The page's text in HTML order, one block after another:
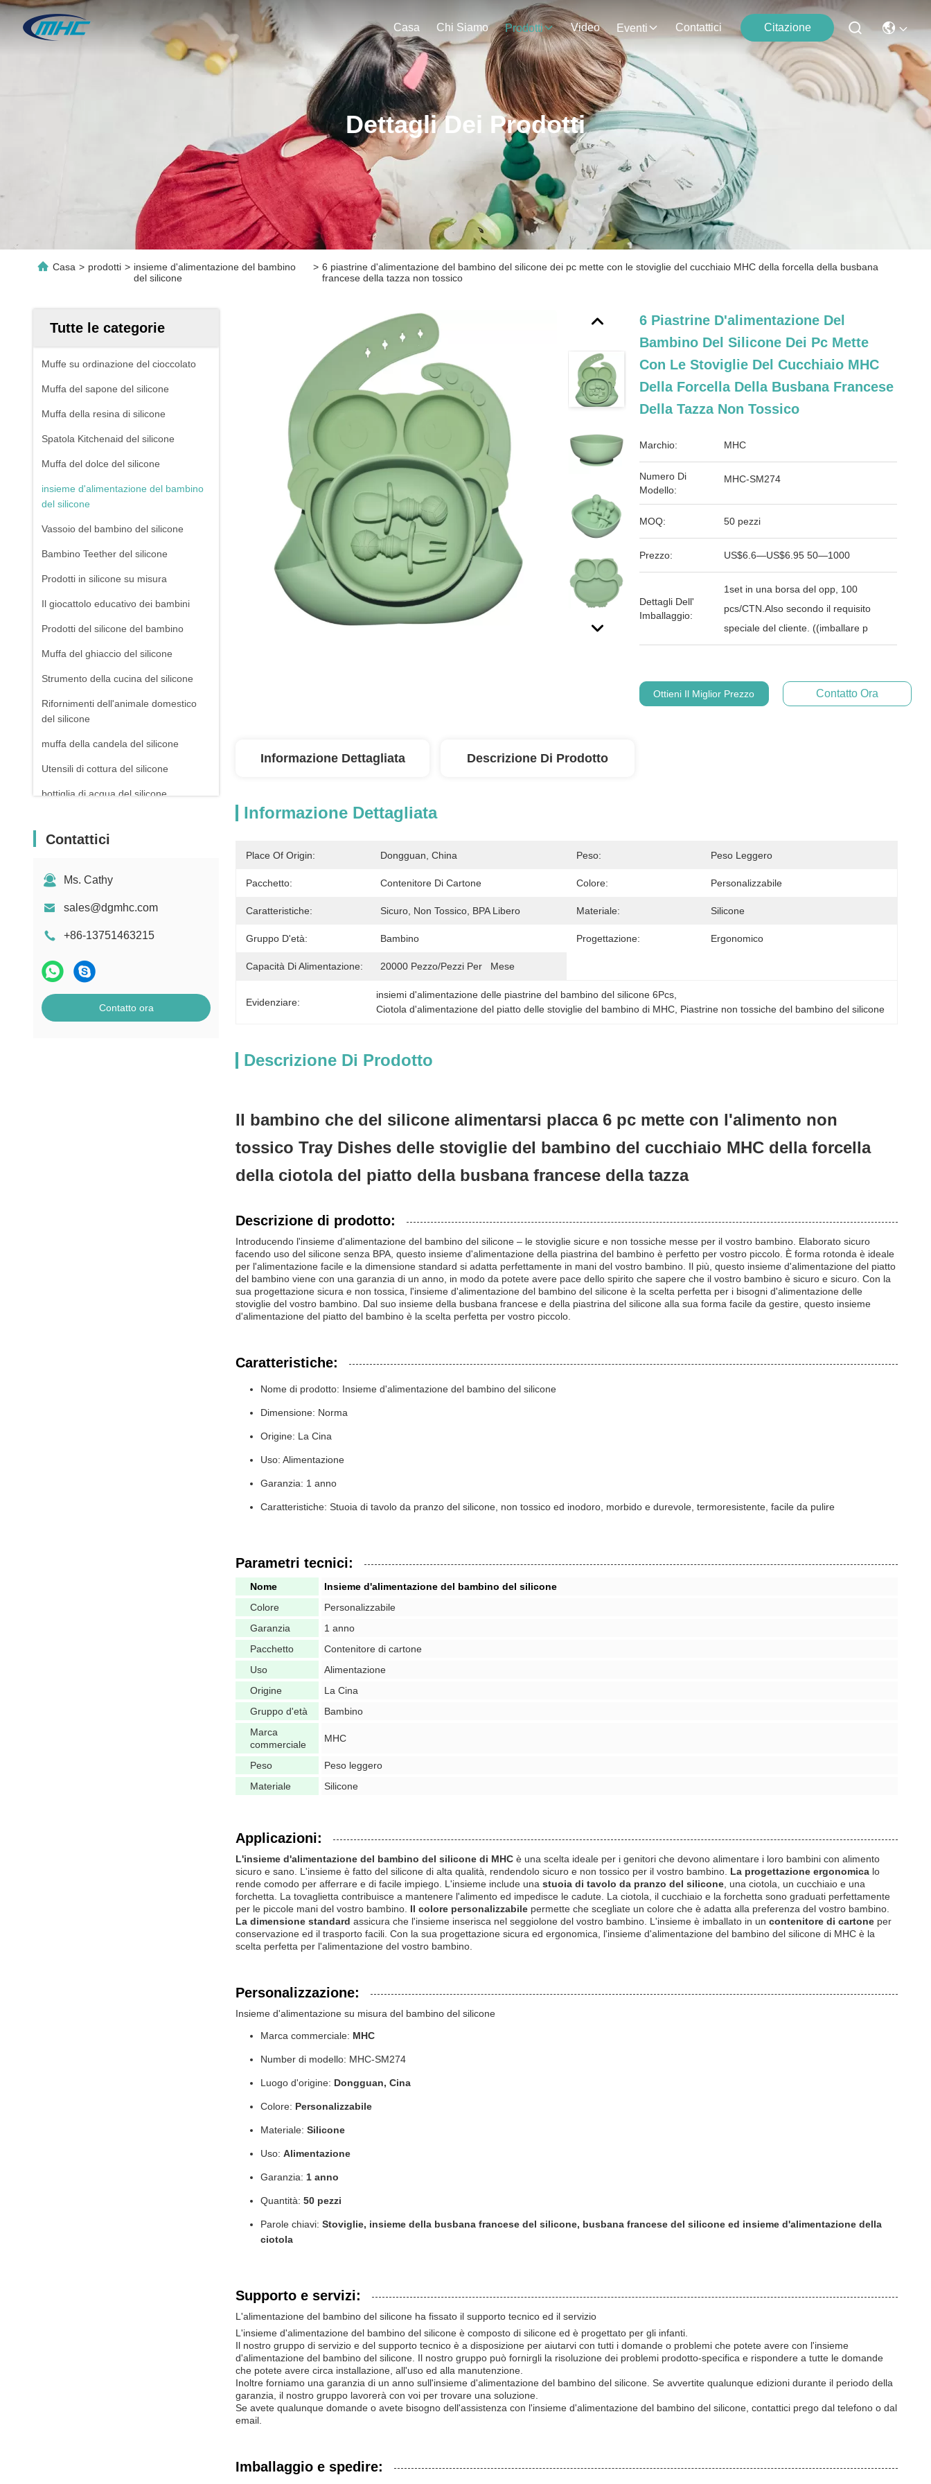
Casa Chi Siamo Prodotti Video Eventi Contattici Citazione
Dettagli Dei Prodotti
Casa > prodotti > insieme d'alimentazione del bambino
del silicone
> 6 piastrine d'alimentazione del bambino del silicone dei pc mette con le stoviglie del cucchiaio MHC della forcella della busbana
francese della tazza non tossico
Tutte le categorie
Muffe su ordinazione del cioccolato
Muffa del sapone del silicone
Muffa della resina di silicone
Spatola Kitchenaid del silicone
Muffa del dolce del silicone
insieme d'alimentazione del bambino
del silicone
Vassoio del bambino del silicone
Bambino Teether del silicone
Prodotti in silicone su misura
Il giocattolo educativo dei bambini
Prodotti del silicone del bambino
Muffa del ghiaccio del silicone
Strumento della cucina del silicone
Rifornimenti dell'animale domestico
del silicone
muffa della candela del silicone
Utensili di cottura del silicone
bottiglia di acqua del silicone
Contattici
Ms. Cathy
sales@dgmhc.com
+86-13751463215
Contatto ora
6 Piastrine D'alimentazione Del
Bambino Del Silicone Dei Pc Mette
Con Le Stoviglie Del Cucchiaio MHC
Della Forcella Della Busbana Francese
Della Tazza Non Tossico
Marchio: MHC
Numero Di
Modello:
MHC-SM274
MOQ: 50 pezzi
Prezzo: US$6.6—US$6.95 50—1000
Dettagli Dell'
Imballaggio:
1set in una borsa del opp, 100
pcs/CTN.Also secondo il requisito
speciale del cliente. ((imballare p
Ottieni Il Miglior Prezzo Contatto Ora
Informazione Dettagliata Descrizione Di Prodotto
Informazione Dettagliata
Place Of Origin: Dongguan, China Peso: Peso Leggero
Pacchetto: Contenitore Di Cartone Colore: Personalizzabile
Caratteristiche: Sicuro, Non Tossico, BPA Libero Materiale: Silicone
Gruppo D'età: Bambino Progettazione: Ergonomico
Capacità Di Alimentazione: 20000 Pezzo/pezzi Per   Mese
Evidenziare:
insiemi d'alimentazione delle piastrine del bambino del silicone 6Pcs
Ciotola d'alimentazione del piatto delle stoviglie del bambino di MHC Piastrine non tossiche del bambino del silicone
Descrizione Di Prodotto
Il bambino che del silicone alimentarsi placca 6 pc mette con l'alimento non
tossico Tray Dishes delle stoviglie del bambino del cucchiaio MHC della forcella
della ciotola del piatto della busbana francese della tazza
Descrizione di prodotto:
Introducendo l'insieme d'alimentazione del bambino del silicone – le stoviglie sicure e non tossiche messe per il vostro bambino. Elaborato sicuro
facendo uso del silicone senza BPA, questo insieme d'alimentazione della piastrina del bambino è perfetto per vostro piccolo. È forma rotonda è ideale
per l'alimentazione facile e la dimensione standard si adatta perfettamente in mani del vostro bambino. Il più, questo insieme d'alimentazione del piatto
del bambino viene con una garanzia di un anno, in modo da potete avere pace dello spirito che sapere che il vostro bambino è sicuro e sicuro. Con la
sua progettazione sicura e non tossica, l'insieme d'alimentazione del bambino del silicone è la scelta perfetta per i bisogni d'alimentazione delle
stoviglie del vostro bambino. Dal suo insieme della busbana francese e della piastrina del silicone alla sua forma facile da gestire, questo insieme
d'alimentazione del piatto del bambino è la scelta perfetta per vostro piccolo.
Caratteristiche:
Nome di prodotto: Insieme d'alimentazione del bambino del silicone
Dimensione: Norma
Origine: La Cina
Uso: Alimentazione
Garanzia: 1 anno
Caratteristiche: Stuoia di tavolo da pranzo del silicone, non tossico ed inodoro, morbido e durevole, termoresistente, facile da pulire
Parametri tecnici:
Nome
Insieme d'alimentazione del bambino del silicone
Colore
Personalizzabile
Garanzia
1 anno
Pacchetto
Contenitore di cartone
Uso
Alimentazione
Origine
La Cina
Gruppo d'età
Bambino
Marca
commerciale
MHC
Peso
Peso leggero
Materiale
Silicone
Applicazioni:
L'insieme d'alimentazione del bambino del silicone di MHC è una scelta ideale per i genitori che devono alimentare i loro bambini con alimento
sicuro e sano. L'insieme è fatto del silicone di alta qualità, rendendolo sicuro e non tossico per il vostro bambino. La progettazione ergonomica lo
rende comodo per afferrare e di facile impiego. L'insieme include una stuoia di tavolo da pranzo del silicone , una ciotola, un cucchiaio e una
forchetta. La tovaglietta contribuisce a mantenere l'alimento ed impedisce le cadute. La ciotola, il cucchiaio e la forchetta sono graduati perfettamente
per le piccole mani del vostro bambino. Il colore personalizzabile permette che scegliate un colore che è adatta alla preferenza del vostro bambino.
La dimensione standard assicura che l'insieme inserisca nel seggiolone del vostro bambino. L'insieme è imballato in un contenitore di cartone per
conservazione ed il trasporto facili. Con la sua progettazione sicura ed ergonomica, l'insieme d'alimentazione del bambino del silicone di MHC è la
scelta perfetta per l'alimentazione del vostro bambino.
Personalizzazione:
Insieme d'alimentazione su misura del bambino del silicone
Marca commerciale: MHC
Number di modello: MHC-SM274
Luogo d'origine: Dongguan, Cina
Colore: Personalizzabile
Materiale: Silicone
Uso: Alimentazione
Garanzia: 1 anno
Quantità: 50 pezzi
Parole chiavi: Stoviglie, insieme della busbana francese del silicone, busbana francese del silicone ed insieme d'alimentazione della
ciotola
Supporto e servizi:
L'alimentazione del bambino del silicone ha fissato il supporto tecnico ed il servizio
L'insieme d'alimentazione del bambino del silicone è composto di silicone ed è progettato per gli infanti.
Il nostro gruppo di servizio e del supporto tecnico è a disposizione per aiutarvi con tutti i domande o problemi che potete avere con l'insieme
d'alimentazione del bambino del silicone. Il nostro gruppo può fornirgli la risoluzione dei problemi prodotto-specifica e rispondere a tutte le domande
che potete avere circa installazione, all'uso ed alla manutenzione.
Inoltre forniamo una garanzia di un anno sull'insieme d'alimentazione del bambino del silicone. Se avvertite qualunque edizioni durante il periodo della
garanzia, il nostro gruppo lavorerà con voi per trovare una soluzione.
Se avete qualunque domande o avete bisogno dell'assistenza con l'insieme d'alimentazione del bambino del silicone, contattici prego dal telefono o dal
email.
Imballaggio e spedire: